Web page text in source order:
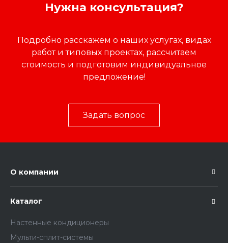
Нужна консультация?
Подробно расскажем о наших услугах, видах
работ и типовых проектах, рассчитаем
стоимость и подготовим индивидуальное
предложение!
Задать вопрос
О компании
Каталог
Настенные кондиционеры
Мульти-сплит-системы